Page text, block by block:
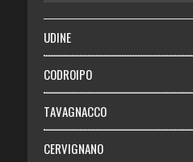
SALUTE
Necrologie
Chi siamo
Abbonati
UDINE
CODROIPO
TAVAGNACCO
CERVIGNANO